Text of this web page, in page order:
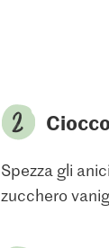
Spezza gli
zucchero